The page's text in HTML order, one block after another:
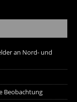
an Nord- und
Beobachtung